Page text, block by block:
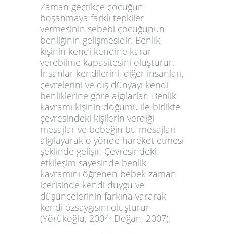
Zaman geçtikçe çocuğun
boşanmaya farklı tepkiler
vermesinin sebebi çocuğunun
benliğinin gelişmesidir. Benlik,
kişinin kendi kendine karar
verebilme kapasitesini oluşturur.
İnsanlar kendilerini, diğer insanları,
çevrelerini ve dış dünyayı kendi
benliklerine göre algılarlar. Benlik
kavramı kişinin doğumu ile birlikte
çevresindeki kişilerin verdiği
mesajlar ve bebeğin bu mesajları
algılayarak o yönde hareket etmesi
şeklinde gelişir. Çevresindeki
etkileşim sayesinde benlik
kavramını öğrenen bebek zaman
içerisinde kendi duygu ve
düşüncelerinin farkına vararak
kendi özsaygısını oluşturur
(Yörükoğlu, 2004; Doğan, 2007).